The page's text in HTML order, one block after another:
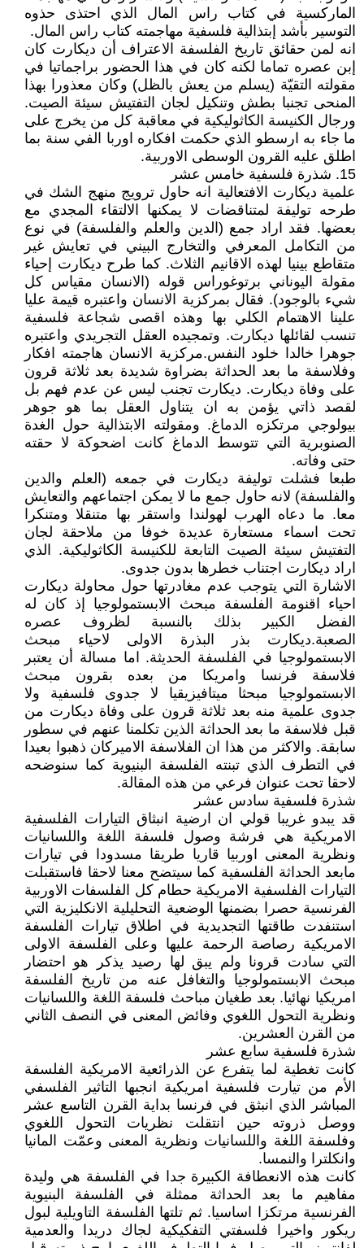
الماركسية في كتاب راس المال الذي احتذى حذوه
التوسير بأشد إبتذالية فلسفية مهاجمته كتاب راس المال.
انه لمن حقائق تاريخ الفلسفة الاعتراف أن ديكارت كان
إبن عصره تماما لكنه كان في هذا الحضور براجماتيا في
مقولته التقيّة (يسلم من يعش بالظل) وكان معذورا بهذا
المنحى تجنبا بطش وتنكيل لجان التفتيش سيئة الصيت.
ورجال الكنيسة الكاثوليكية في معاقبة كل من يخرج على
ما جاء به ارسطو الذي حكمت افكاره اوربا الفي سنة بما
اطلق عليه القرون الوسطى الاوربية.
15. شذرة فلسفية خامس عشر
علمية ديكارت الافتعالية انه حاول ترويج منهج الشك في
طرحه توليفة لمتناقضات لا يمكنها الالتقاء المجدي مع
بعضها. فقد اراد جمع (الدين والعلم والفلسفة) في نوع
من التكامل المعرفي والتخارج البيني في تعايش غير
متقاطع بينيا لهذه الاقانيم الثلاث. كما طرح ديكارت إحياء
مقولة اليوناني برتوغوراس قوله (الانسان مقياس كل
شيء بالوجود). فقال بمركزية الانسان واعتبره قيمة عليا
علينا الاهتمام الكلي بها وهذه اقصى شجاعة فلسفية
تنسب لقائلها ديكارت. وتمجيده العقل التجريدي واعتبره
جوهرا خالدا خلود النفس.مركزية الانسان هاجمته افكار
وفلاسفة ما بعد الحداثة بضراوة شديدة بعد ثلاثة قرون
على وفاة ديكارت. ديكارت تجنب ليس عن عدم فهم بل
لقصد ذاتي يؤمن به ان يتناول العقل بما هو جوهر
بيولوجي مرتكزه الدماغ. ومقولته الابتذالية حول الغدة
الصنوبرية التي تتوسط الدماغ كانت اضحوكة لا حقته
حتى وفاته.
طبعا فشلت توليفة ديكارت في جمعه (العلم والدين
والفلسفة) لانه حاول جمع ما لا يمكن اجتماعهم والتعايش
معا. ما دعاه الهرب لهولندا واستقر بها متنقلا ومتنكرا
تحت اسماء مستعارة عديدة خوفا من ملاحقة لجان
التفتيش سيئة الصيت التابعة للكنيسة الكاثوليكية. الذي
اراد ديكارت اجتناب خطرها بدون جدوى.
الاشارة التي يتوجب عدم مغادرتها حول محاولة ديكارت
احياء اقنومة الفلسفة مبحث الابستمولوجيا إذ كان له
الفضل الكبير بذلك بالنسبة لظروف عصره
الصعبة.ديكارت بذر البذرة الاولى لاحياء مبحث
الابستمولوجيا في الفلسفة الحديثة. اما مسالة أن يعتبر
فلاسفة فرنسا وامريكا من بعده بقرون مبحث
الابستمولوجيا مبحثا ميتافيزيقيا لا جدوى فلسفية ولا
جدوى علمية منه بعد ثلاثة قرون على وفاة ديكارت من
قبل فلاسفة ما بعد الحداثة الذين تكلمنا عنهم في سطور
سابقة. والاكثر من هذا ان الفلاسفة الاميركان ذهبوا بعيدا
في التطرف الذي تبنته الفلسفة البنيوية كما سنوضحه
لاحقا تحت عنوان فرعي من هذه المقالة.
شذرة فلسفية سادس عشر
قد يبدو غريبا قولي ان ارضية انبثاق التيارات الفلسفية
الامريكية هي فرشة وصول فلسفة اللغة واللسانيات
ونظرية المعنى اوربيا قاريا طريقا مسدودا في تيارات
مابعد الحداثة الفلسفية كما سيتضح معنا لاحقا فاستقبلت
التيارات الفلسفية الامريكية حطام كل الفلسفات الاوربية
الفرنسية حصرا بضمنها الوضعية التحليلية الانكليزية التي
استنفدت طاقتها التجديدية في اطلاق تيارات الفلسفة
الامريكية رصاصة الرحمة عليها وعلى الفلسفة الاولى
التي سادت قرونا ولم يبق لها رصيد يذكر هو احتضار
مبحث الابستمولوجيا والتغافل عنه من تاريخ الفلسفة
امريكيا نهائيا. بعد طغيان مباحث فلسفة اللغة واللسانيات
ونظرية التحول اللغوي وفائض المعنى في النصف الثاني
من القرن العشرين.
شذرة فلسفية سابع عشر
كانت تغطية لما يتفرع عن الذرائعية الامريكية الفلسفة
الأم من تيارت فلسفية امريكية انجبها التاثير الفلسفي
المباشر الذي انبثق في فرنسا بداية القرن التاسع عشر
ووصل ذروته حين انتقلت نظريات التحول اللغوي
وفلسفة اللغة واللسانيات ونظرية المعنى وعمّت المانيا
وانكلترا والنمسا.
كانت هذه الانعطافة الكبيرة جدا في الفلسفة هي وليدة
مفاهيم ما بعد الحداثة ممثلة في الفلسفة البنيوية
الفرنسية مرتكزا اساسيا. ثم تلتها الفلسفة التاويلية لبول
ريكور واخيرا فلسفتي التفكيكية لجاك دريدا والعدمية